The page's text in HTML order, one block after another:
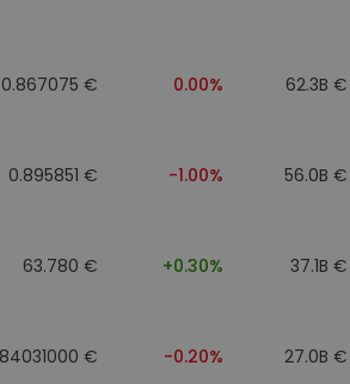
0.867075 € 0.00% 62.3B €
0.895851 € -1.00% 56.0B €
63.780 € +0.30% 37.1B €
€ -0.20% 27.0B €